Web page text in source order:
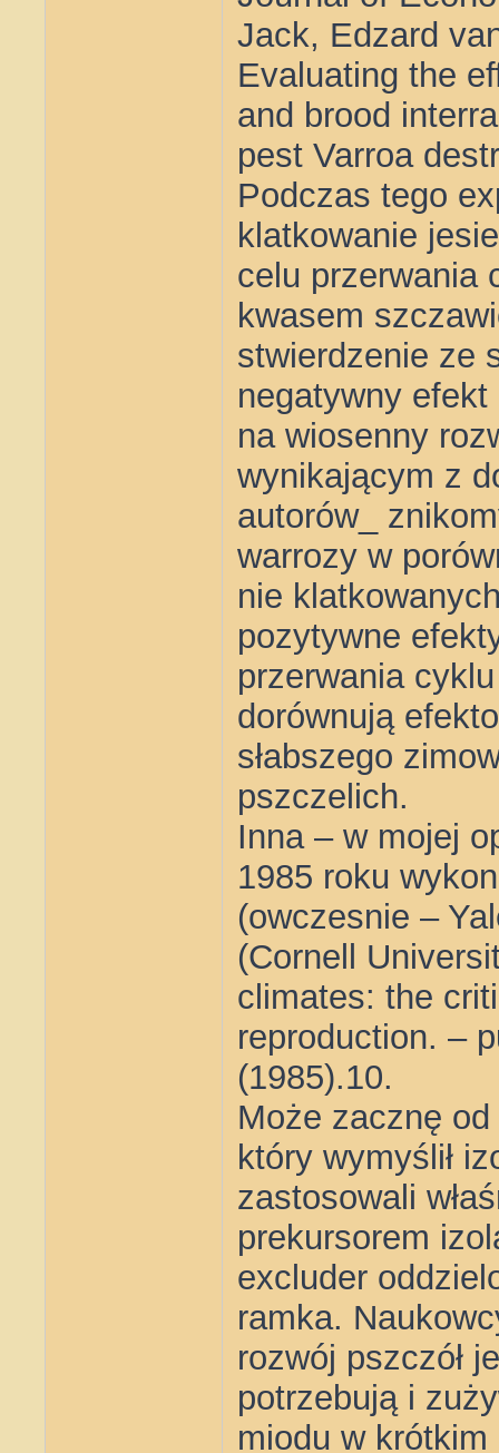
Jack, Edzard
Evaluating the
and brood
pest Varroa
Podczas tego
klatkowanie
celu przerwania
kwasem
stwierdzenie ze
negatywny
na wiosenny
wynikającym z
autorów_
warrozy w
nie
pozytywne
przerwania
dorównują
słabszego
pszczelich.
Inna – w mojej
1985 roku
(owczesnie –
(Cornell
climates: the
reproduction. –
(1985).10.
Może zacznę
który wymyślił
zastosowali
prekursorem
excluder
ramka.
rozwój pszczół
potrzebują i
miodu w